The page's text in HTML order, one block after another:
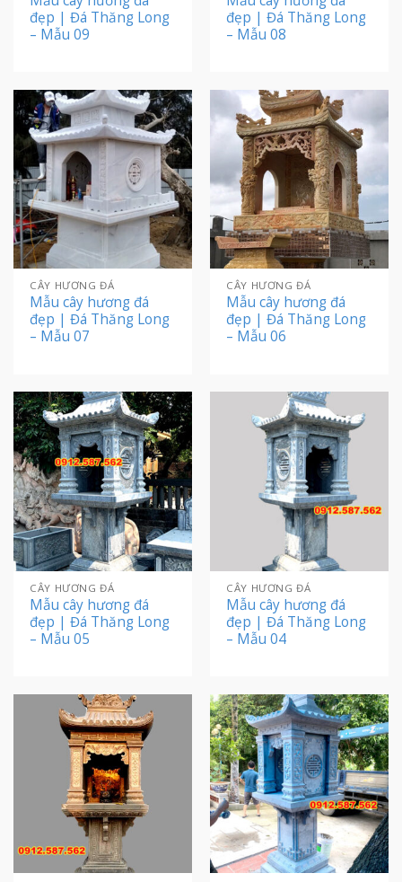
đẹp | Đá Thăng Long
– Mẫu 09
đẹp | Đá Thăng Long
– Mẫu 08
CÂY HƯƠNG ĐÁ
Mẫu cây hương đá
đẹp | Đá Thăng Long
– Mẫu 07
CÂY HƯƠNG ĐÁ
Mẫu cây hương đá
đẹp | Đá Thăng Long
– Mẫu 06
CÂY HƯƠNG ĐÁ
Mẫu cây hương đá
đẹp | Đá Thăng Long
– Mẫu 05
CÂY HƯƠNG ĐÁ
Mẫu cây hương đá
đẹp | Đá Thăng Long
– Mẫu 04